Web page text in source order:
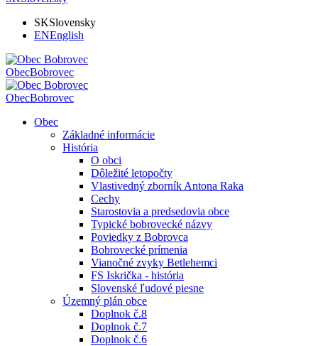
SKSlovensky
ENEnglish
ObecBobrovec
ObecBobrovec
Obec
Základné informácie
História
O obci
Dôležité letopočty
Vlastivedný zborník Antona Raka
Cechy
Starostovia a predsedovia obce
Typické bobrovecké názvy
Poviedky z Bobrovca
Bobrovecké prímenia
Vianočné zvyky Betlehemci
FS Iskrička - história
Slovenské ľudové piesne
Územný plán obce
Doplnok č.8
Doplnok č.7
Doplnok č.6